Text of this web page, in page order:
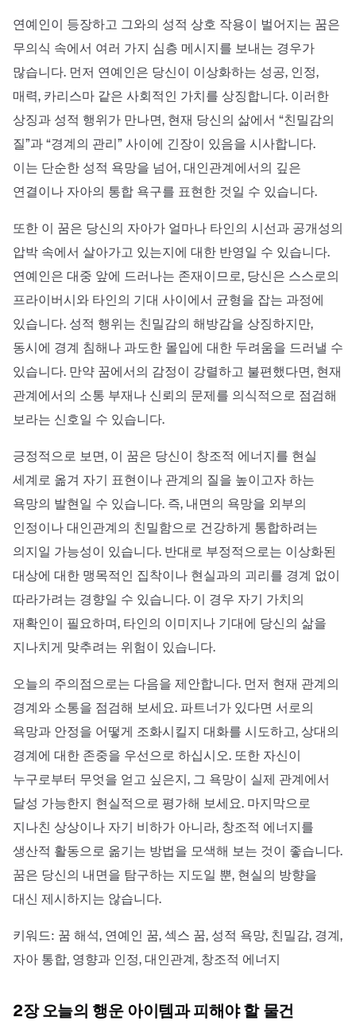
연예인이 등장하고 그와의 성적 상호 작용이 벌어지는 꿈은
무의식 속에서 여러 가지 심층 메시지를 보내는 경우가
많습니다. 먼저 연예인은 당신이 이상화하는 성공, 인정,
매력, 카리스마 같은 사회적인 가치를 상징합니다. 이러한
상징과 성적 행위가 만나면, 현재 당신의 삶에서 “친밀감의
질”과 “경계의 관리” 사이에 긴장이 있음을 시사합니다.
이는 단순한 성적 욕망을 넘어, 대인관계에서의 깊은
연결이나 자아의 통합 욕구를 표현한 것일 수 있습니다.
또한 이 꿈은 당신의 자아가 얼마나 타인의 시선과 공개성의
압박 속에서 살아가고 있는지에 대한 반영일 수 있습니다.
연예인은 대중 앞에 드러나는 존재이므로, 당신은 스스로의
프라이버시와 타인의 기대 사이에서 균형을 잡는 과정에
있습니다. 성적 행위는 친밀감의 해방감을 상징하지만,
동시에 경계 침해나 과도한 몰입에 대한 두려움을 드러낼 수
있습니다. 만약 꿈에서의 감정이 강렬하고 불편했다면, 현재
관계에서의 소통 부재나 신뢰의 문제를 의식적으로 점검해
보라는 신호일 수 있습니다.
긍정적으로 보면, 이 꿈은 당신이 창조적 에너지를 현실
세계로 옮겨 자기 표현이나 관계의 질을 높이고자 하는
욕망의 발현일 수 있습니다. 즉, 내면의 욕망을 외부의
인정이나 대인관계의 친밀함으로 건강하게 통합하려는
의지일 가능성이 있습니다. 반대로 부정적으로는 이상화된
대상에 대한 맹목적인 집착이나 현실과의 괴리를 경계 없이
따라가려는 경향일 수 있습니다. 이 경우 자기 가치의
재확인이 필요하며, 타인의 이미지나 기대에 당신의 삶을
지나치게 맞추려는 위험이 있습니다.
오늘의 주의점으로는 다음을 제안합니다. 먼저 현재 관계의
경계와 소통을 점검해 보세요. 파트너가 있다면 서로의
욕망과 안정을 어떻게 조화시킬지 대화를 시도하고, 상대의
경계에 대한 존중을 우선으로 하십시오. 또한 자신이
누구로부터 무엇을 얻고 싶은지, 그 욕망이 실제 관계에서
달성 가능한지 현실적으로 평가해 보세요. 마지막으로
지나친 상상이나 자기 비하가 아니라, 창조적 에너지를
생산적 활동으로 옮기는 방법을 모색해 보는 것이 좋습니다.
꿈은 당신의 내면을 탐구하는 지도일 뿐, 현실의 방향을
대신 제시하지는 않습니다.
키워드: 꿈 해석, 연예인 꿈, 섹스 꿈, 성적 욕망, 친밀감, 경계,
자아 통합, 영향과 인정, 대인관계, 창조적 에너지
2장 오늘의 행운 아이템과 피해야 할 물건